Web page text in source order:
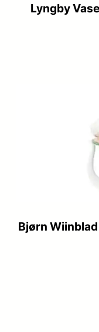
Lyngby
Bjørn